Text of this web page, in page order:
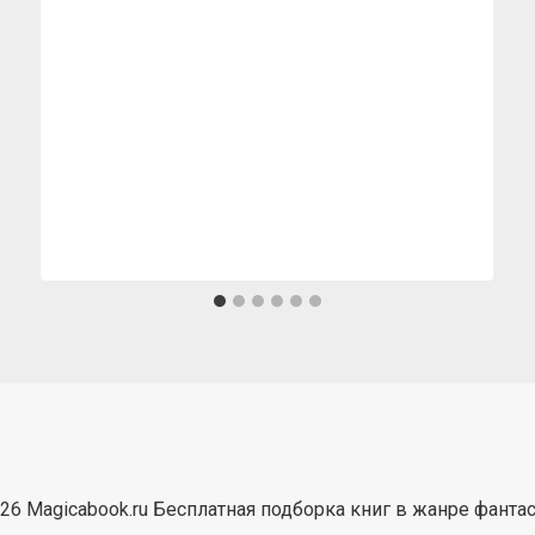
Magicabook.ru Бесплатная подборка книг в жанре